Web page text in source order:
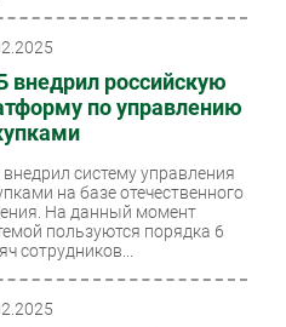
внедрил российскую
по управлению
систему управления
на базе отечественного
На данный момент
пользуются порядка 6
сотрудников...